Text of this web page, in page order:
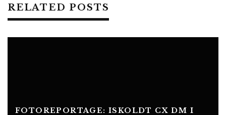
RELATED POSTS
FOTOREPORTAGE: ISKOLDT CX DM I